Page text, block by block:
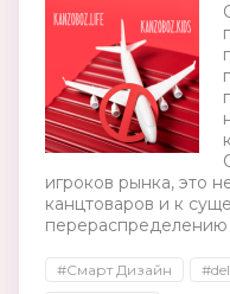
игроков рынка, это
канцтоваров и к
перераспределению
#Смарт Дизайн